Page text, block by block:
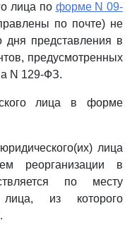
лица по форме N 09-
по почте) не
дня представления в
предусмотренных
N 129-ФЗ.
лица в форме
лица
реорганизации в
по месту
лица, из которого